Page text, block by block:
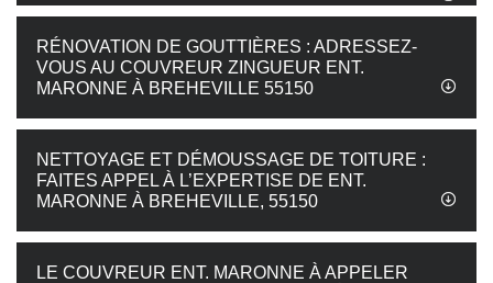
RÉNOVATION DE GOUTTIÈRES : ADRESSEZ-
VOUS AU COUVREUR ZINGUEUR ENT.
MARONNE À BREHEVILLE 55150
NETTOYAGE ET DÉMOUSSAGE DE TOITURE :
FAITES APPEL À L’EXPERTISE DE ENT.
MARONNE À BREHEVILLE, 55150
LE COUVREUR ENT. MARONNE À APPELER